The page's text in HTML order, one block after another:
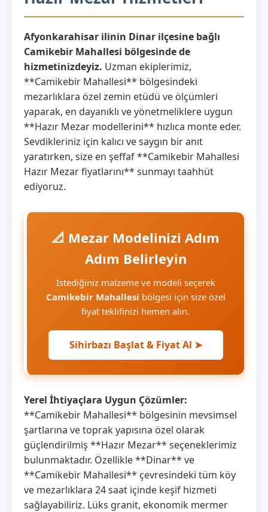
Afyonkarahisar ilinin Dinar ilçesine bağlı
Camikebir Mahallesi bölgesinde de
hizmetinizdeyiz. Uzman ekiplerimiz,
**Camikebir Mahallesi** bölgesindeki
mezarlıklara özel zemin etüdü ve ölçümleri
yaparak, en dayanıklı ve yönetmeliklere uygun
**Hazır Mezar modellerini** hızlıca monte eder.
Sevdikleriniz için kalıcı ve saygın bir anıt
yaratırken, size en şeffaf **Camikebir Mahallesi
Hazır Mezar fiyatlarını** sunmayı taahhüt
ediyoruz.
📐 Mezar Modelinizi Adım
Adım Belirleyin
İstediğiniz malzeme ve modeli seçerek
Camikebir Mahallesi bölgesi için size özel
fiyat teklifinizi hemen alın.
Sihirbazı Başlat & Fiyat Al ➤
Yerel İhtiyaçlara Uygun Çözümler:
**Camikebir Mahallesi** bölgesinin mevsimsel
şartlarına ve toprak yapısına özel olarak
güçlendirilmiş **Hazır Mezar** seçeneklerimiz
bulunmaktadır. Özellikle **Dinar** ve
**Camikebir Mahallesi** çevresindeki tüm köy
ve mezarlıklara 24 saat içinde keşif hizmeti
sağlayabiliriz. Lüks granit, ekonomik mermer